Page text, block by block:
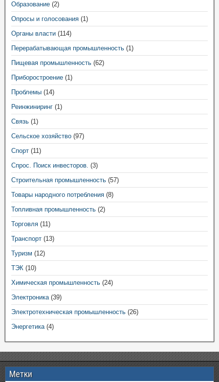
Образование (2)
Опросы и голосования (1)
Органы власти (114)
Перерабатывающая промышленность (1)
Пищевая промышленность (62)
Приборостроение (1)
Проблемы (14)
Реинжиниринг (1)
Связь (1)
Сельское хозяйство (97)
Спорт (11)
Спрос. Поиск инвесторов. (3)
Строительная промышленность (57)
Товары народного потребления (8)
Топливная промышленность (2)
Торговля (11)
Транспорт (13)
Туризм (12)
ТЭК (10)
Химическая промышленность (24)
Электроника(39)
Электротехническая промышленность (26)
Энергетика(4)
Метки